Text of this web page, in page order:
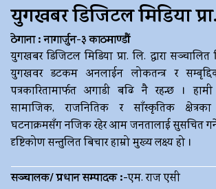
युगखबर डिजिटल मिडिया
ठेगाना : नागार्जुन-३ काठमाण्डौं
युगखबर डिजिटल मिडिया प्रा. लि. द्धारा
युगखवर डटकम अनलाईन लोकतन्त्र र
पत्रकारितामार्फत अगाडी बढि नै रहन्छ ।
सामाजिक, राजनितिक र साँस्कृतिक
घटनाक्रमसँग नजिक रहेर आम जनतालाई सुसचित गर्ने
दृष्टिकोण सन्तुलित बिचार हाम्रो मुख्य लक्ष्य हो ।
सञ्चालक/ प्रधान सम्पादक :-एम. राज एसी